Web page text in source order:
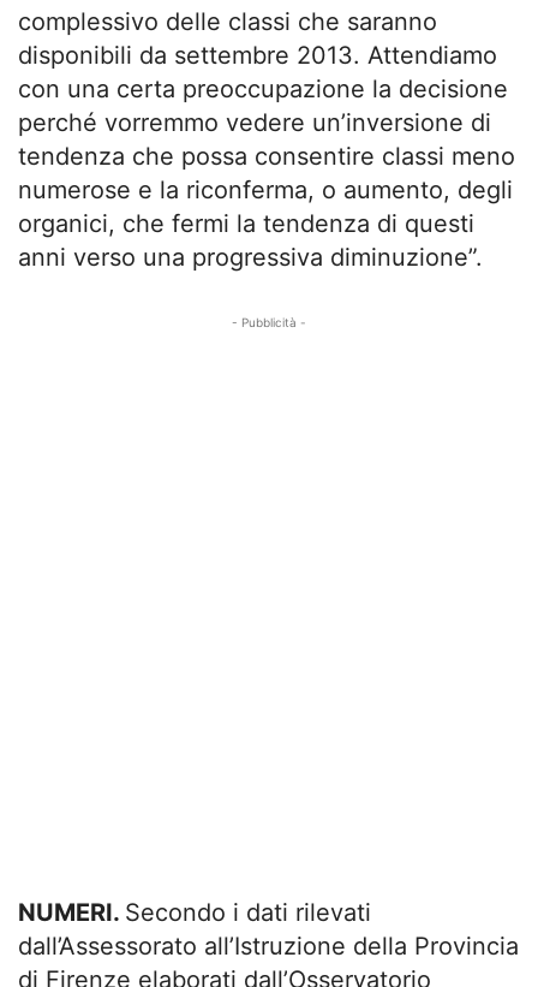
complessivo delle classi che saranno
disponibili da settembre 2013. Attendiamo
con una certa preoccupazione la decisione
perché vorremmo vedere un’inversione di
tendenza che possa consentire classi meno
numerose e la riconferma, o aumento, degli
organici, che fermi la tendenza di questi
anni verso una progressiva diminuzione”.
- Pubblicità -
NUMERI. Secondo i dati rilevati
dall’Assessorato all’Istruzione della Provincia
di Firenze elaborati dall’Osservatorio